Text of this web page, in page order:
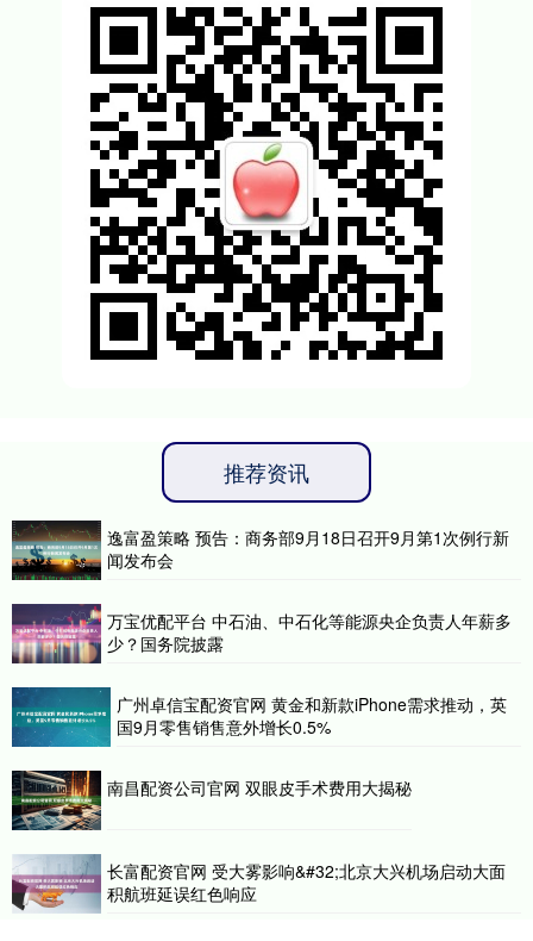
推荐资讯
逸富盈策略 预告：商务部9月18日召开9月第1次例行新
闻发布会
万宝优配平台 中石油、中石化等能源央企负责人年薪多
少？国务院披露
广州卓信宝配资官网 黄金和新款iPhone需求推动，英
国9月零售销售意外增长0.5%
南昌配资公司官网 双眼皮手术费用大揭秘
长富配资官网 受大雾影响&#32;北京大兴机场启动大面
积航班延误红色响应